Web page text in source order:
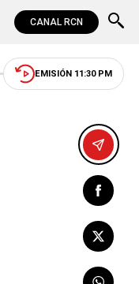
CANAL RCN
EMISIÓN 11:30 PM